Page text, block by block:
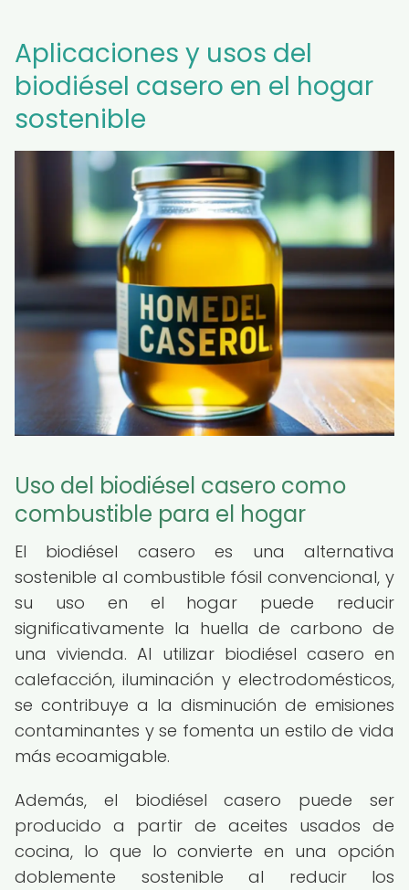
Aplicaciones y usos del
biodiésel casero en el hogar
sostenible
Uso del biodiésel casero como
combustible para el hogar
El biodiésel casero es una alternativa
sostenible al combustible fósil convencional, y
su uso en el hogar puede reducir
significativamente la huella de carbono de
una vivienda. Al utilizar biodiésel casero en
calefacción, iluminación y electrodomésticos,
se contribuye a la disminución de emisiones
contaminantes y se fomenta un estilo de vida
más ecoamigable.
Además, el biodiésel casero puede ser
producido a partir de aceites usados de
cocina, lo que lo convierte en una opción
doblemente sostenible al reducir los